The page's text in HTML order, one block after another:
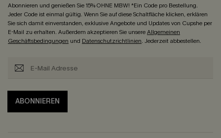
Abonnieren und genießen Sie 15% OHNE MBW! *Ein Code pro Bestellung.
Jeder Code ist einmal gültig. Wenn Sie auf diese Schaltfläche klicken, erklären
Sie sich damit einverstanden, exklusive Angebote und Updates von Cupshe per
E-Mail zu erhalten. Außerdem akzeptieren Sie unsereAllgemeinen
Geschäftsbedingungen und Datenschutzrichtlinien. Jederzeit abbestellen.
ABONNIEREN